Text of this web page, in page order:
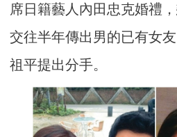
席日籍藝人內田忠克婚禮
交往半年傳出男的已有女
祖平提出分手。